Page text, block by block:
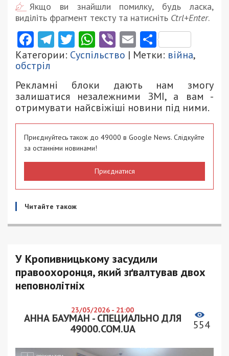
Якщо ви знайшли помилку, будь ласка,
виділіть фрагмент тексту та натисніть Ctrl+Enter.
Facebook
Telegram
Twitter
WhatsApp
ViberEmail
Категории: Суспільство | Метки: війна,
обстріл
Рекламні блоки дають нам змогу
залишатися незалежними ЗМІ, а вам -
отримувати найсвіжіші новини під ними.
Приєднуйтесь також до 49000 в Google News. Слідкуйте
за останніми новинами!
Приєднатися
Читайте також
У Кропивницькому засудили
правоохоронця, який зґвалтував двох
неповнолітніх
23/05/2026 - 21:00
АННА БАУМАН - СПЕЦИАЛЬНО ДЛЯ
49000.COM.UA
554